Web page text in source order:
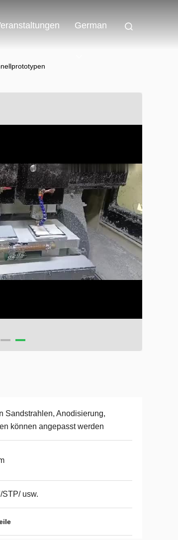
German
Sandstrahlen, Anodisierung,
können angepasst werden
STP/ usw.